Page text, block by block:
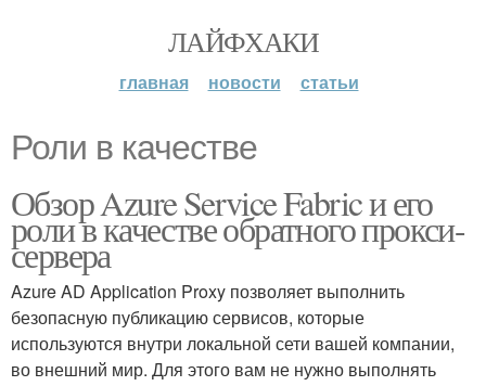
ЛАЙФХАКИ
главная новости статьи
Роли в качестве
Обзор Azure Service Fabric и его
роли в качестве обратного прокси-
сервера
Azure AD Application Proxy позволяет выполнить
безопасную публикацию сервисов, которые
используются внутри локальной сети вашей компании,
во внешний мир. Для этого вам не нужно выполнять